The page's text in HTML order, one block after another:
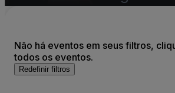
Não há eventos em seus filtros,
todos os eventos.
Redefinir filtros